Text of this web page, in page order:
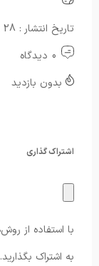
تاریخ انتشار : 28 شهریور 1403
بدون بازدید
اشتراک گذاری
با استفاده از
به اشتراک بگذارید.